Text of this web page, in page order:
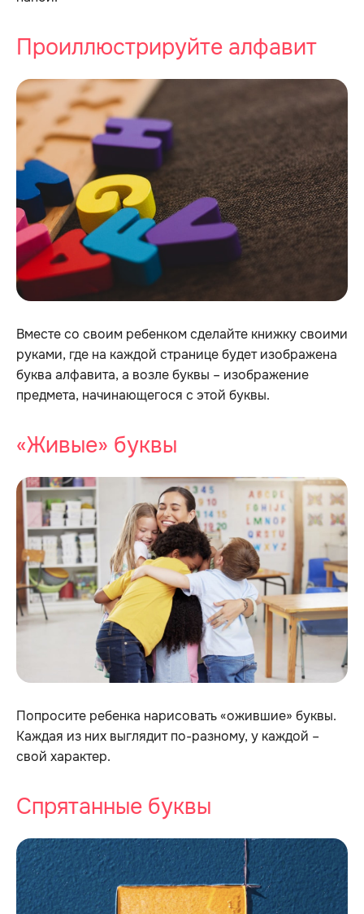
Проиллюстрируйте алфавит
Вместе со своим ребенком сделайте книжку своими
руками, где на каждой странице будет изображена
буква алфавита, а возле буквы – изображение
предмета, начинающегося с этой буквы.
«Живые» буквы
Попросите ребенка нарисовать «ожившие» буквы.
Каждая из них выглядит по-разному, у каждой –
свой характер.
Спрятанные буквы